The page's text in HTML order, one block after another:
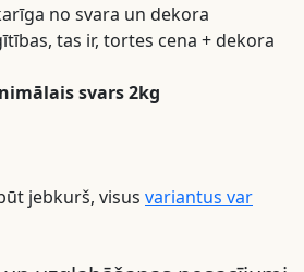
no svara un dekora
tas ir, tortes cena + dekora
svars 2kg
jebkurš, visus variantus var